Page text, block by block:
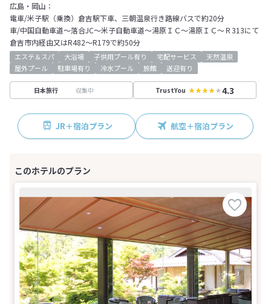
広島・岡山：
電車/米子駅（乗換）倉吉駅下車、三朝温泉行き路線バスで約20分
車/中国自動車道～落合JC～米子自動車道～湯原ＩＣ～湯原ＩＣ～Ｒ313にて
倉吉市内経由又はR482～R179で約50分
エステ＆スパ 大浴場 子供用プール有り 宅配サービス
天然温泉
屋外プール
駐車場有り 冷水プール 旅館 送迎有り
日本旅行 収集中 TrustYou 4.3
JR＋宿泊プラン 航空＋宿泊プラン